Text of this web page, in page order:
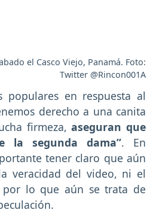
el Casco Viejo, Panamá. Foto:
Twitter @Rincon001A
populares en respuesta al
derecho a una canita
firmeza,aseguran que
la segunda dama”. En
tener claro que aún
veracidad del video, ni el
por lo que aún se trata de